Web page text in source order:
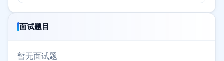
面试题目
暂无面试题